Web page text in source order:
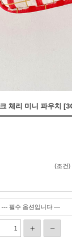
체리 미니 파우치
(조건)